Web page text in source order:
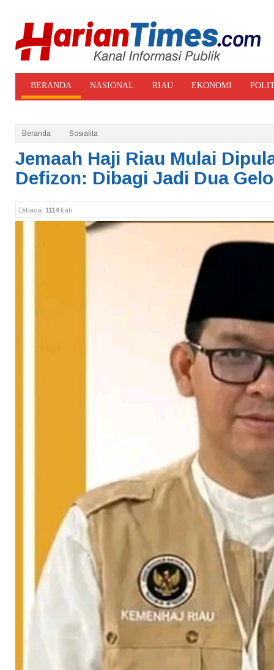
BERANDA NASIONAL RIAU EKONOMI
Beranda Sosialita
Jemaah Haji Riau Mulai
Defizon: Dibagi Jadi Dua
Dibaca: 1114kali